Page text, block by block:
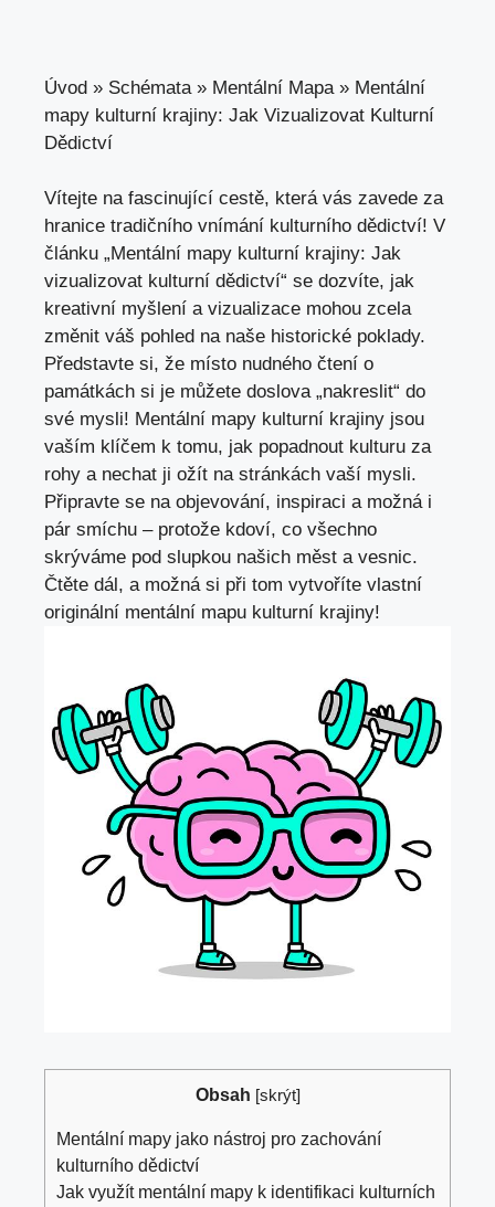
Úvod » Schémata» Mentální Mapa» Mentální
mapy kulturní krajiny: Jak Vizualizovat Kulturní
Dědictví
Vítejte na fascinující cestě, která vás zavede za
hranice tradičního vnímání kulturního dědictví! V
článku „Mentální mapy kulturní krajiny: Jak
vizualizovat kulturní dědictví“ se dozvíte, jak
kreativní myšlení a vizualizace mohou zcela
změnit váš pohled na naše historické poklady.
Představte si, že místo nudného čtení o
památkách si je můžete doslova „nakreslit“ do
své mysli! Mentální mapy kulturní krajiny jsou
vaším klíčem k tomu, jak popadnout kulturu za
rohy a nechat ji ožít na stránkách vaší mysli.
Připravte se na objevování, inspiraci a možná i
pár smíchu – protože kdoví, co všechno
skrýváme pod slupkou našich měst a vesnic.
Čtěte dál, a možná si při tom vytvoříte vlastní
originální mentální mapu kulturní krajiny!
Obsah [skrýt]
Mentální mapy jako nástroj pro zachování
kulturního dědictví
Jak využít mentální mapy k identifikaci kulturních